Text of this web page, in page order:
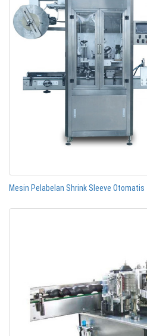
Mesin Pelabelan Shrink Sleeve Otomatis